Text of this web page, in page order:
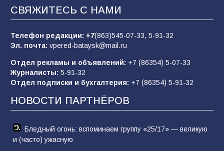
«Слухами Москву не возьмёшь»: почему
отчаяние, а не разведка
83 02.08.2026
Командовал боем до последнего: герой
60 05.08.2026
СВЯЖИТЕСЬ С НАМИ
Телефон редакции: +7(863)545-07-33, 5-91-32
Эл. почта: vpered-bataysk@mail.ru
Отдел рекламы и объявлений: +7 (86354) 5-07-33
Журналисты: 5-91-32
Отдел подписки и бухгалтерия: +7 (86354) 5-91-32
НОВОСТИ ПАРТНЁРОВ
Бледный огонь: вспоминаем группу «25/17» — великую
и (часто) ужасную